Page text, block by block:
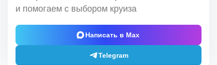
и помогаем с выбором круиза
Написать в Max
Telegram